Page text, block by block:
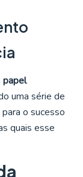
papel
uma série de
o sucesso
quais esse